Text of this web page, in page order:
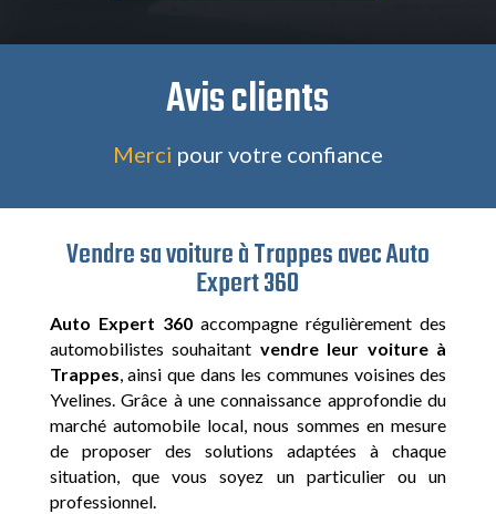
Avis clients
Merci pour votre confiance
Vendre sa voiture à Trappes avec Auto
Expert 360
Auto Expert 360accompagne régulièrement des
automobilistes souhaitant vendre leur voiture à
Trappes , ainsi que dans les communes voisines des
Yvelines. Grâce à une connaissance approfondie du
marché automobile local, nous sommes en mesure
de proposer des solutions adaptées à chaque
situation, que vous soyez un particulier ou un
professionnel.